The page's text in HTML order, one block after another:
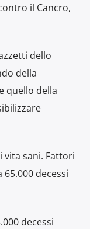
il Cancro,
dello
della
quello della
vita sani. Fattori
decessi
decessi